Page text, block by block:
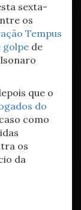
sexta-
os
Tempus
golpe de
que o
do
como
os
da